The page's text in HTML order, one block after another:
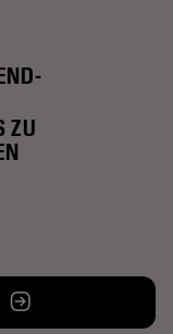
ZU